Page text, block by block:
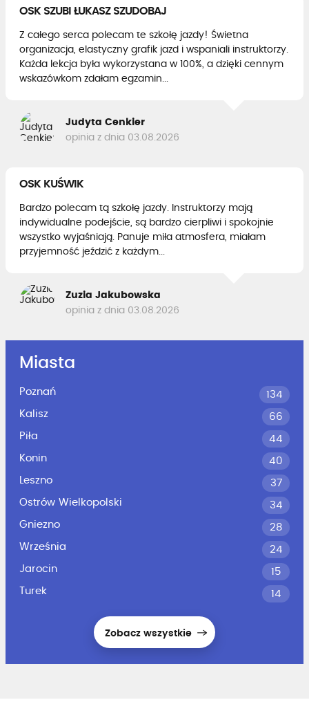
OSK SZUBI ŁUKASZ SZUDOBAJ
Z całego serca polecam te szkołę jazdy! Świetna
organizacja, elastyczny grafik jazd i wspaniali instruktorzy.
Każda lekcja była wykorzystana w 100%, a dzięki cennym
wskazówkom zdałam egzamin...
Judyta Cenkier
opinia z dnia 03.08.2026
OSK KUŚWIK
Bardzo polecam tą szkołę jazdy. Instruktorzy mają
indywidualne podejście, są bardzo cierpliwi i spokojnie
wszystko wyjaśniają. Panuje miła atmosfera, miałam
przyjemność jeździć z każdym...
Zuzia Jakubowska
opinia z dnia 03.08.2026
Miasta
Poznań
134
Kalisz
66
Piła
44
Konin
40
Leszno
37
Ostrów Wielkopolski
34
Gniezno
28
Września
24
Jarocin
15
Turek
14
Zobacz wszystkie